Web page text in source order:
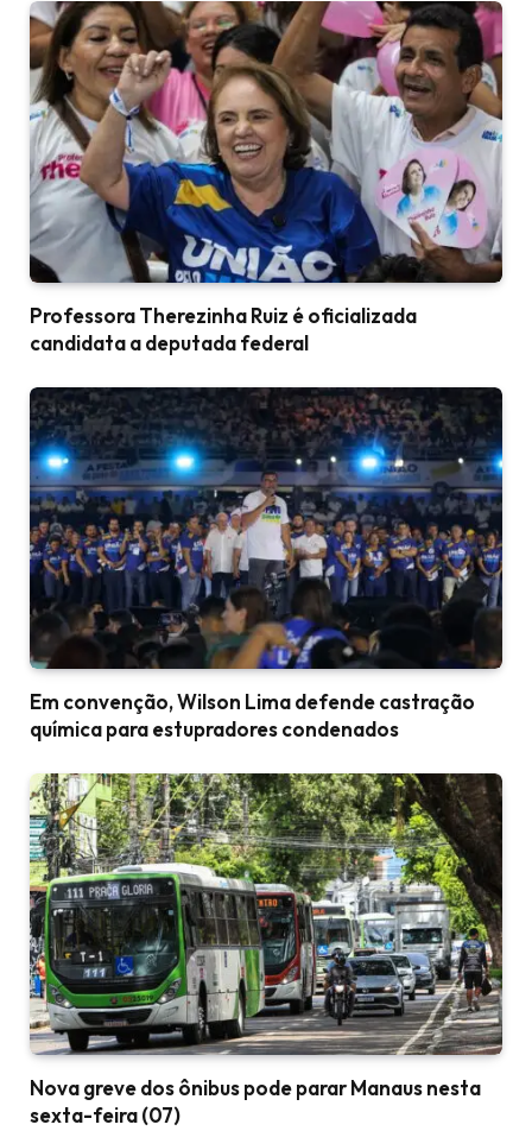
Professora Therezinha Ruiz é oficializada
candidata a deputada federal
Em convenção, Wilson Lima defende castração
química para estupradores condenados
Nova greve dos ônibus pode parar Manaus nesta
sexta-feira (07)